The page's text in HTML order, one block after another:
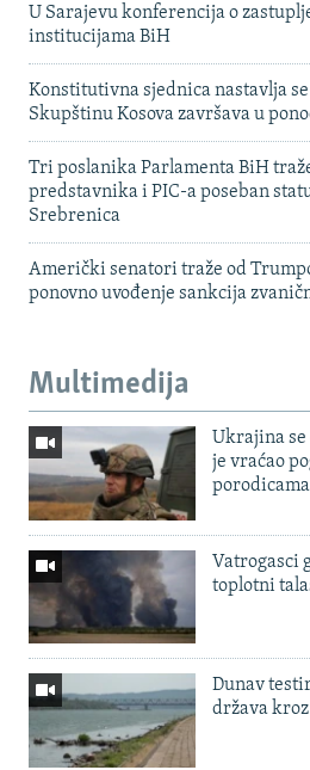
U Sarajevu konferencija o
institucijama BiH
Konstitutivna sjednica nastavlja
Skupštinu Kosova završava u
Tri poslanika Parlamenta BiH
predstavnika i PIC-a poseban
Srebrenica
Američki senatori traže od
ponovno uvođenje sankcija
Multimedija
Ukrajina se
je vraćao
porodicama
Vatrogasci
toplotni
Dunav
država